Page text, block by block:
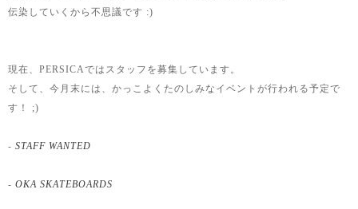
伝染していくから不思議です :)
現在、PERSICAではスタッフを募集しています。
そして、今月末には、かっこよくたのしみなイベントが行われる予定で
す！ ;)
- STAFF WANTED
- OKA SKATEBOARDS